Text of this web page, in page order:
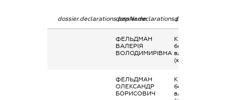
dossier.declarations.pepNamedossier.declarations.personName
ФЕЛЬДМАН
ВАЛЕРІЯ
ВОЛОДИМИРІВНА
Кінцевий
бенефіціарний
власник
(контролер)
ФЕЛЬДМАН
ОЛЕКСАНДР
БОРИСОВИЧ
Кінцевий
бенефіціарний
власник